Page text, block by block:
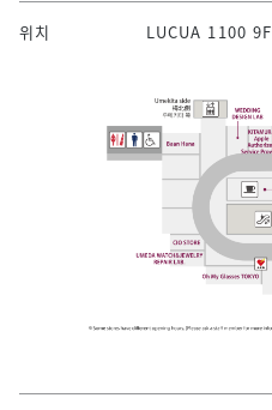
위치 LUCUA 1100 9F